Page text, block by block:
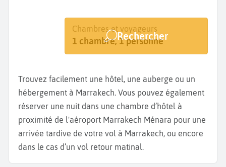
Destination
Marrakech
Dates
Dates de votre séjour
Chambres et voyageurs
1 chambre, 1 personne
Rechercher
Trouvez facilement une hôtel, une auberge ou un
hébergement à Marrakech. Vous pouvez également
réserver une nuit dans une chambre d’hôtel à
proximité de l'aéroport Marrakech Ménara pour une
arrivée tardive de votre vol à Marrakech, ou encore
dans le cas d’un vol retour matinal.